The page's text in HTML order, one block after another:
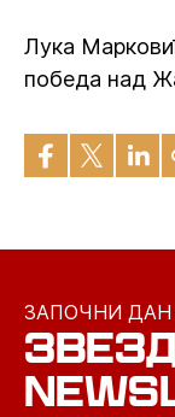
Лука
победа над
ЗАПОЧНИ ДАН